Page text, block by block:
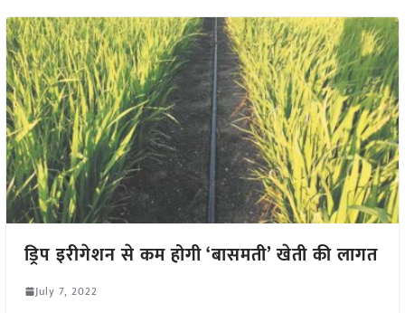
ड्रिप इरीगेशन से कम होगी ‘बासमती’ खेती की लागत
July 7, 2022